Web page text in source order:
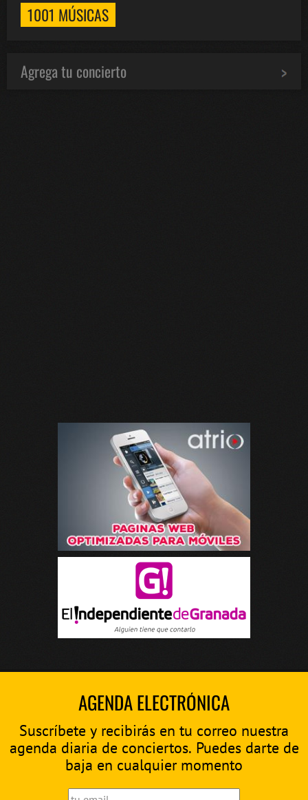
1001 MÚSICAS
Agrega tu concierto
AGENDA ELECTRÓNICA
Suscríbete y recibirás en tu correo nuestra
agenda diaria de conciertos. Puedes darte de
baja en cualquier momento